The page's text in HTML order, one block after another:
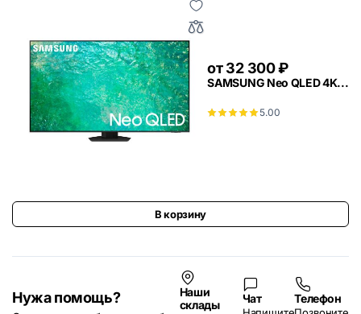
от32 300₽
SAMSUNG Neo QLED 4K...
5.00
В корзину
Нужа помощь?
Наши
склады
Чат Телефон